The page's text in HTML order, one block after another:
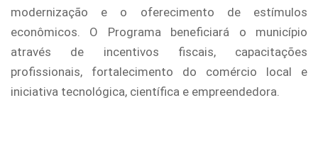
modernização e o oferecimento de estímulos
econômicos. O Programa beneficiará o município
através de incentivos fiscais, capacitações
profissionais, fortalecimento do comércio local e
iniciativa tecnológica, científica e empreendedora.